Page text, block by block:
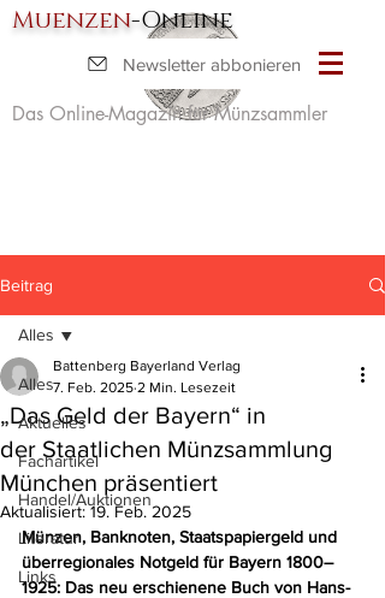
Muenzen-Online
Das Online-Magazin für Münzsammler
Newsletter abbonieren
Beitrag
Alles
Aktuelles
Fachartikel
Handel/Auktionen
Literatur
Links
Alles
„Das Geld der Bayern“ in
der Staatlichen Münzsammlung
München präsentiert
Battenberg Bayerland Verlag
7. Feb. 2025 2 Min. Lesezeit
Aktualisiert:19. Feb. 2025
Münzen, Banknoten, Staatspapiergeld und
überregionales Notgeld für Bayern 1800–
1925: Das neu erschienene Buch von Hans-